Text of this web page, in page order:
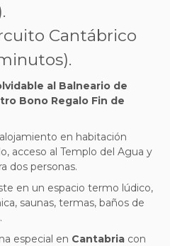
Cantábrico
al Balneario de
Bono Regalo Fin de
en habitación
acceso al Templo del Agua y
dos personas.
en un espacio termo lúdico,
saunas, termas, baños de
especial en Cantabria con